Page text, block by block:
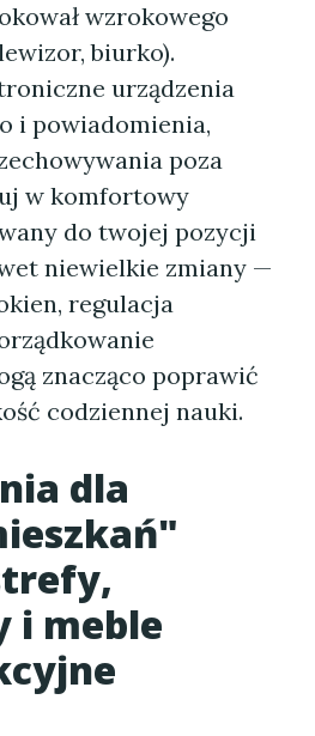
wzrokowego
biurko).
urządzenia
i powiadomienia,
poza
w komfortowy
do twojej pozycji
niewielkie zmiany —
regulacja
znacząco poprawić
codziennej nauki.
dla
i meble